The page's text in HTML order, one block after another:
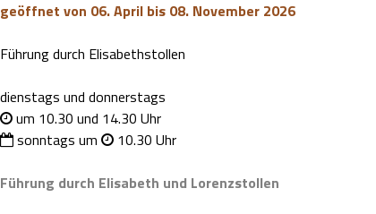
geöffnet von 06. April bis 08. November 2026
Führung durch Elisabethstollen
dienstags und donnerstags
um 10.30 und 14.30 Uhr
sonntags um
10.30 Uhr
Führung durch Elisabeth und Lorenzstollen